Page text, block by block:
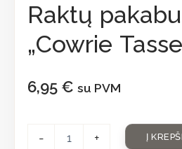
Raktų
„Cowrie
6,95 € su PVM
- + Į